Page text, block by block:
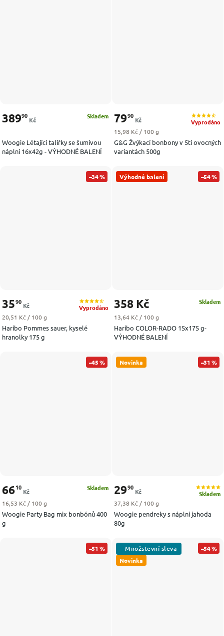
Woogie Létající talířky se šumivou
náplní 16x42g - VÝHODNÉ BALENÍ
Skladem
38990
Kč
G&G Žvýkací bonbony v 5ti ovocných
variantách 500g
Vyprodáno
7990
Kč
Měrná cena:
15,98 Kč / 100 g
–34 %
Haribo Pommes sauer, kyselé
hranolky 175 g
Vyprodáno
3590
Kč
Měrná cena:
20,51 Kč / 100 g
Výhodné balení –54 %
Haribo COLOR-RADO 15x175 g-
VÝHODNÉ BALENÍ
Skladem
358 Kč
Měrná cena:
13,64 Kč / 100 g
–45 %
Woogie Party Bag mix bonbónů 400
g
Skladem
6610
Kč
Měrná cena:
16,53 Kč / 100 g
Novinka –31 %
Woogie pendreky s náplní jahoda
80g
Skladem
2990
Kč
Měrná cena:
37,38 Kč / 100 g
–51 %
Novinka
–54 %